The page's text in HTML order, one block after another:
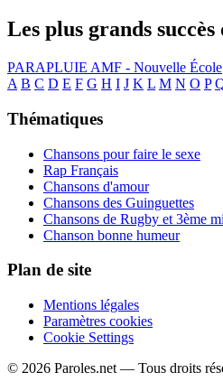
Les plus grands succès
PARAPLUIE AMF - Nouvelle École
A B C D E F G H I J K L M N O P
Thématiques
Chansons pour faire le sexe
Rap Français
Chansons d'amour
Chansons des Guinguettes
Chansons de Rugby et 3ème
Chanson bonne humeur
Plan de site
Mentions légales
Paramètres cookies
Cookie Settings
© 2026 Paroles.net — Tous droits